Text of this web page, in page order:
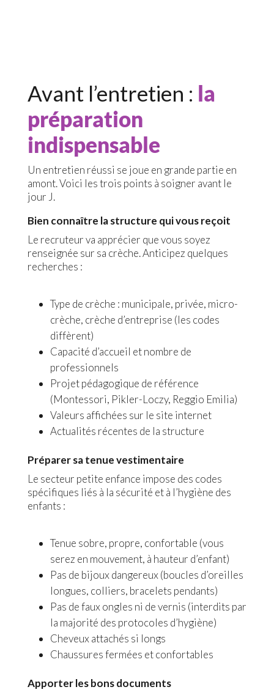
Avant l’entretien : la
préparation
indispensable
Un entretien réussi se joue en grande partie en
amont. Voici les trois points à soigner avant le
jour J.
Bien connaître la structure qui vous reçoit
Le recruteur va apprécier que vous soyez
renseignée sur sa crèche. Anticipez quelques
recherches :
Type de crèche : municipale, privée, micro-
crèche, crèche d’entreprise (les codes
diffèrent)
Capacité d’accueil et nombre de
professionnels
Projet pédagogique de référence
(Montessori, Pikler-Loczy, Reggio Emilia)
Valeurs affichées sur le site internet
Actualités récentes de la structure
Préparer sa tenue vestimentaire
Le secteur petite enfance impose des codes
spécifiques liés à la sécurité et à l’hygiène des
enfants :
Tenue sobre, propre, confortable (vous
serez en mouvement, à hauteur d’enfant)
Pas de bijoux dangereux (boucles d’oreilles
longues, colliers, bracelets pendants)
Pas de faux ongles ni de vernis (interdits par
la majorité des protocoles d’hygiène)
Cheveux attachés si longs
Chaussures fermées et confortables
Apporter les bons documents